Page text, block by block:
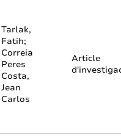
Tarlak,
Fatih;
Correia
Peres
Costa,
Jean
Carlos
Article